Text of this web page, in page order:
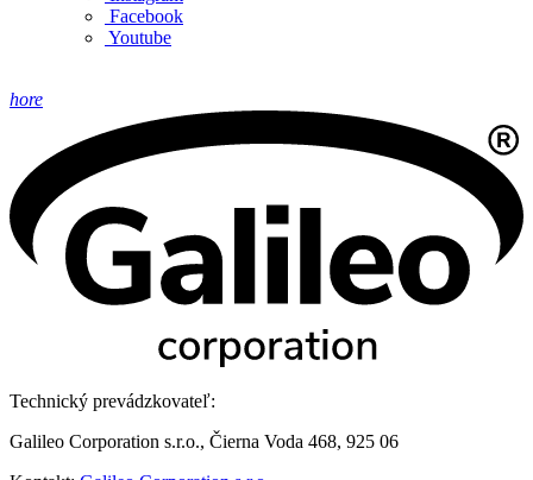
Facebook
Youtube
hore
Technický prevádzkovateľ:
Galileo Corporation s.r.o., Čierna Voda 468, 925 06